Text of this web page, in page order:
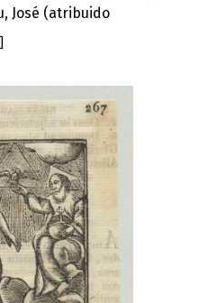
José (atribuido